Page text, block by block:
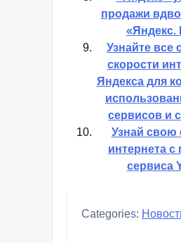
продажи
«Яндекс.
Узнайте все
скорости
Яндекса для
сервисов и
Узнай свою
интернета
сервиса
Categories: